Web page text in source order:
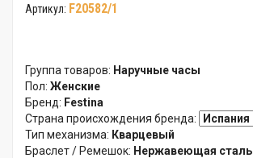
Артикул: F20582/1
Группа товаров: Наручные часы
Пол: Женские
Бренд: Festina
Страна происхождения бренда:
Тип механизма: Кварцевый
Браслет / Ремешок: Нержавеющая сталь